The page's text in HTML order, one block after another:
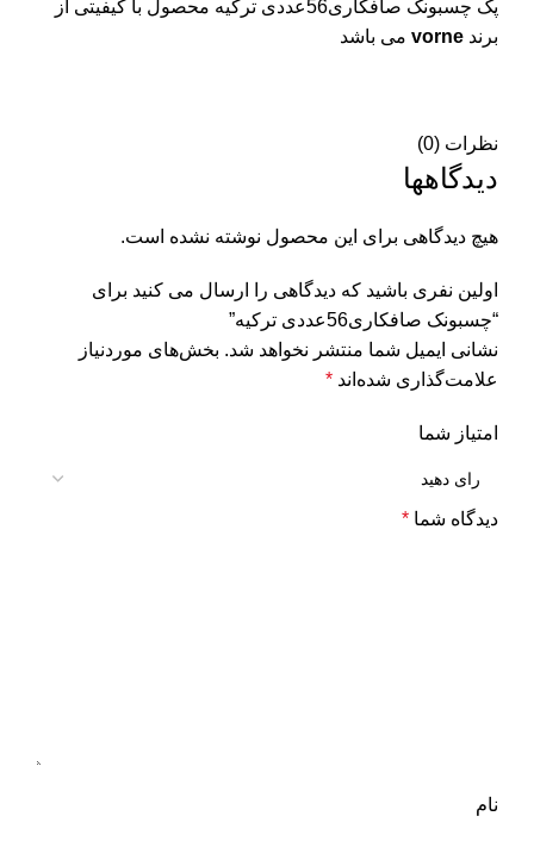
پک چسبونک صافکاری56عددی ترکیه محصول با کیفیتی از
برند vorne می باشد
نظرات (0)
دیدگاهها
هیچ دیدگاهی برای این محصول نوشته نشده است.
اولین نفری باشید که دیدگاهی را ارسال می کنید برای
“چسبونک صافکاری56عددی ترکیه”
نشانی ایمیل شما منتشر نخواهد شد. بخش‌های موردنیاز
علامت‌گذاری شده‌اند *
امتیاز شما
دیدگاه شما *
نام